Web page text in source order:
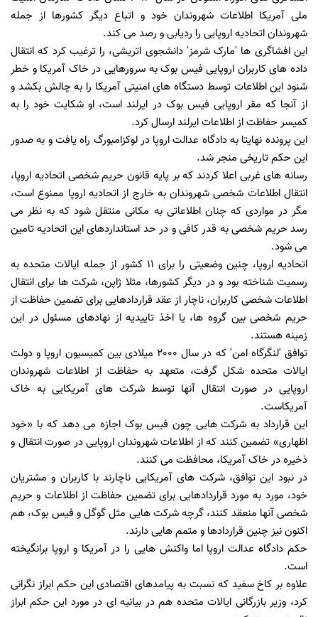
ملی آمریکا اطلاعات شهروندان خود و اتباع دیگر کشورها از جمله
شهروندان اتحادیه اروپایی را ردیابی و رصد می کند.
این افشاگری ها 'مارک شرمز' دانشجوی اتریشی، را ترغیب کرد که انتقال
داده های کاربران اروپایی فیس بوک به سرورهایی در خاک آمریکا و خطر
شنود این اطلاعات توسط دستگاه های امنیتی آمریکا را به چالش بکشد و
از آنجا که مقر اروپایی فیس بوک در ایرلند است، او شکایت خود را به
کمیسر حفاظت از اطلاعات ایرلند ارسال کرد.
این پرونده نهایتا به دادگاه عدالت اروپا در لوکزامبورگ راه یافت و به صدور
این حکم تاریخی منجر شد.
رسانه های غربی اعلا کردند که بر پایه قانون حریم شخصی اتحادیه اروپا،
انتقال اطلاعات شخصی شهروندان به خارج از اتحادیه اروپا ممنوع است،
مگر در مواردی که چنان اطلاعاتی به مکانی منتقل شود که به نظر می
رسد حریم شخصی به قدر کافی و در حد استانداردهای این اتحادیه تامین
می شود.
اتحادیه اروپا، چنین وضعیتی را برای 11 کشور از جمله ایالات متحده به
رسمیت شناخته بود و در دیگر کشورها، مثلا ژاپن، شرکت ها برای انتقال
اطلاعات شخصی کاربران، ناچار از عقد قراردادهایی برای تضمین حفاظت از
حریم شخصی بین گروه ها، یا اخذ تاییدیه از نهادهای مسئول در این
زمینه هستند.
توافق 'لنگرگاه امن' که در سال 2000 میلادی بین کمیسیون اروپا و دولت
ایالات متحده شکل گرفت، متعهد به حفاظت از اطلاعات شهروندان
اروپایی در صورت انتقال آنها توسط شرکت های آمریکایی به خاک
آمریکاست.
این قرارداد به شرکت هایی چون فیس بوک اجازه می دهد که با «خود
اظهاری» تضمین کنند که از اطلاعات شهروندان اروپایی در صورت انتقال و
ذخیره در خاک آمریکا، محافظت می کنند.
در نبود این توافق، شرکت های آمریکایی ناچارند با کاربران و مشتریان
خود، مورد به مورد قراردادهایی برای تضمین حفاظت از اطلاعات و حریم
شخصی آنها منعقد کنند، گرچه شرکت هایی مثل گوگل و فیس بوک، هم
اکنون نیز چنین قراردادها و متمم هایی دارند.
حکم دادگاه عدالت اروپا اما واکنش هایی را در آمریکا و اروپا برانگیخته
است.
علاوه بر کاخ سفید که نسبت به پیامدهای اقتصادی این حکم ابراز نگرانی
کرد، وزیر بازرگانی ایالات متحده هم در بیانیه ای در مورد این حکم ابراز